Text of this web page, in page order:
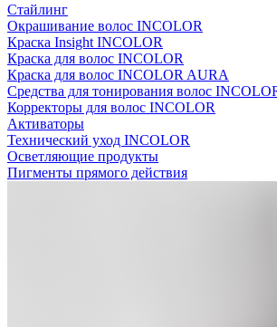
Стайлинг
Окрашивание волос INCOLOR
Краска Insight INCOLOR
Краска для волос INCOLOR
Краска для волос INCOLOR AURA
Средства для тонирования волос
Корректоры для волос INCOLOR
Активаторы
Технический уход INCOLOR
Осветляющие продукты
Пигменты прямого действия